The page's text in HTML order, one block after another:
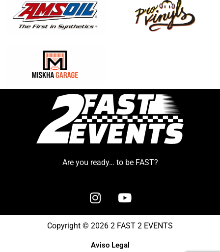
Are you ready… to be FAST?
Copyright © 2026 2 FAST 2 EVENTS
Aviso Legal